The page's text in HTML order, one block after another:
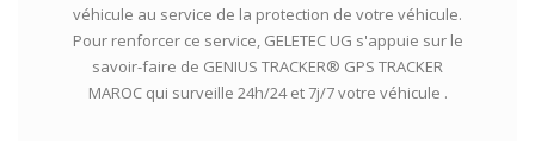
véhicule au service de la protection de votre véhicule.
Pour renforcer ce service, GELETEC UG s'appuie sur le
savoir-faire de GENIUS TRACKER® GPS TRACKER
MAROC qui surveille 24h/24 et 7j/7 votre véhicule .